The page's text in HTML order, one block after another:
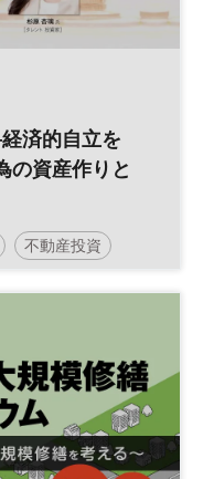
済的自立を
の資産作りと
不動産投資